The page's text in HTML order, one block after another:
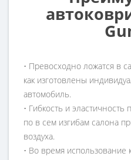
• Превосходно ложатся в
как изготовлены
автомобиль.
• Гибкость и
по в сем изгибам салона
воздуха.
• Во время использование